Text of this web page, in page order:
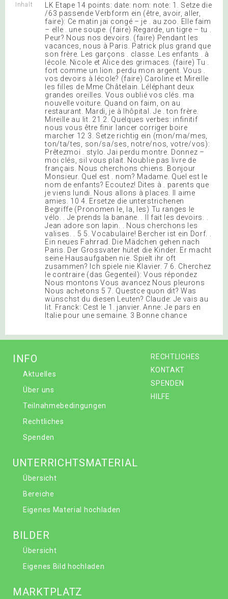
Inhalt
LK Etape 14 points: date: nom: note: 1. Setze die
/63 passende Verbform ein (être, avoir, aller,
faire): Ce matin jai congé – je . au zoo. Elle faim
– elle . une soupe. (faire) Regarde, un tigre – tu .
Peur? Nous nos devoirs. (faire) Pendant les
vacances, nous à Paris. Patrick plus grand que
son frère. Les garçons . classe. Les enfants . à
lécole. Nicole et Alice des grimaces. (faire) Tu .
fort comme un lion. perdu mon argent. Vous .
vos devoirs à lécole? (faire) Caroline et Mireille
les filles de Mme Châtelain. Léléphant deux
grandes oreilles. Vous oublié vos clés. ma
nouvelle voiture. Quand on faim, on au
restaurant. Mardi, je à lhôpital. Je . ton frère.
Mireille au lit. 21 2. Quelques verbes: infinitif
nous vous être finir lancer corriger boire
marcher 12 3. Setze richtig ein (mon/ma/mes,
ton/ta/tes, son/sa/ses, notre/nos, votre/vos):
Prêtezmoi . stylo. Jai perdu montre. Donnez –
moi clés, sil vous plait. Noublie pas livre de
français. Nous cherchons chiens. Bonjour
Monsieur. Quel est . nom? Madame. Quel est le
nom de enfants? Ecoutez! Dites à . parents que
je viens lundi. Nous allons à places. Il aime
amies. 10 4. Ersetze die unterstrichenen
Begriffe (Pronomen le, la, les) Tu ranges le
vélo. . Je prends la banane. . Il fait les devoirs. .
Jean adore son lapin. . Nous cherchons les
valises. . 5 5. Vocabulaire! Bercher ist ein Dorf. .
Ein neues Fahrrad. Die Mädchen gehen nach
Paris. Der Grossvater hütet die Kinder. Er macht
seine Hausaufgaben nie. Spielt ihr oft
zusammen? Ich spiele nie Klavier. 7 6. Cherchez
le contraire (das Gegenteil): Vous répondez
Nous montons Vous avancez Nous pleurons
Nous achetons 5 7. Questce quon dit? Was
wünschst du diesen Leuten? Claude: Je vais au
lit. Franck: Cest le 1. janvier. Anne: Je pars en
Italie pour une semaine. 3 Bonne chance
RECHTLICHES
KONTAKT
SPENDEN
HILFE
INFO
Aktuelles
Über uns
Teilnahmebedingungen
Rechtliches
Spenden
UNTERRICHTSMATERIAL
Übersicht
Bereiche
Eigenes Material hochladen
BILDER
Übersicht
Eigenes Bild hochladen
MARKTPLATZ